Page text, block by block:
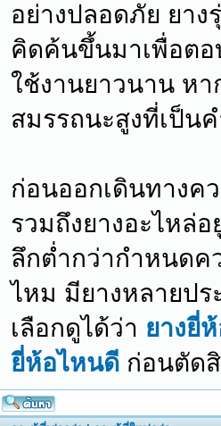
อย่างปลอดภัย ยาง
คิดค้นขึ้นมาเพื่อตอ
ใช้งานยาวนาน หา
สมรรถนะสูงที่เป็น
ก่อนออกเดินทางค
รวมถึงยางอะไหล่
ลึกต่ำกว่ากำหนดค
ไหม มียางหลายปร
เลือกดูได้ว่า ยางยี่
ยี่ห้อไหนดี ก่อนตัด